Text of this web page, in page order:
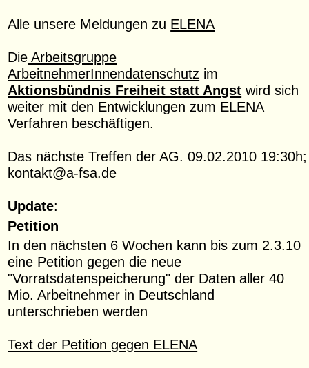
Alle unsere Meldungen zu ELENA
Die Arbeitsgruppe
ArbeitnehmerInnendatenschutz im
Aktionsbündnis Freiheit statt Angst wird sich
weiter mit den Entwicklungen zum ELENA
Verfahren beschäftigen.
Das nächste Treffen der AG. 09.02.2010 19:30h;
kontakt@a-fsa.de
Update:
Petition
In den nächsten 6 Wochen kann bis zum 2.3.10
eine Petition gegen die neue
"Vorratsdatenspeicherung" der Daten aller 40
Mio. Arbeitnehmer in Deutschland
unterschrieben werden
Text der Petition gegen ELENA